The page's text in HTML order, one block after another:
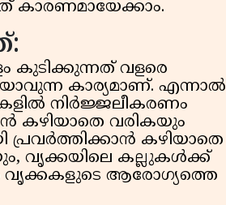
കാരണമായേക്കാം.
കുടിക്കുന്നത് വളരെ
കാര്യമാണ്. എന്നാൽ
നിർജ്ജലീകരണം
കഴിയാതെ വരികയും
കഴിയാതെ
വൃക്കയിലെ കല്ലുകൾക്ക്
വൃക്കകളുടെ ആരോഗ്യത്തെ